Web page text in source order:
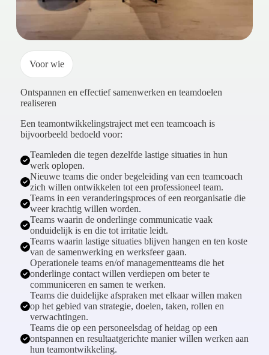
Voor wie
Ontspannen en effectief samenwerken en teamdoelen
realiseren
Een teamontwikkelingstraject met een teamcoach is
bijvoorbeeld bedoeld voor:
Teamleden die tegen dezelfde lastige situaties in hun
werk oplopen.
Nieuwe teams die onder begeleiding van een teamcoach
zich willen ontwikkelen tot een professioneel team.
Teams in een veranderingsproces of een reorganisatie die
weer krachtig willen worden.
Teams waarin de onderlinge communicatie vaak
onduidelijk is en die tot irritatie leidt.
Teams waarin lastige situaties blijven hangen en ten koste
van de samenwerking en werksfeer gaan.
Operationele teams en/of managementteams die het
onderlinge contact willen verdiepen om beter te
communiceren en samen te werken.
Teams die duidelijke afspraken met elkaar willen maken
op het gebied van strategie, doelen, taken, rollen en
verwachtingen.
Teams die op een personeelsdag of heidag op een
ontspannen en resultaatgerichte manier willen werken aan
hun teamontwikkeling.